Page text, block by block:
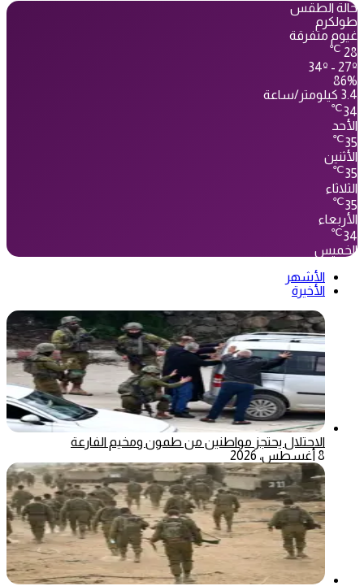
حالة الطقس
طولكرم
غيوم متفرقة
28
℃
34º - 27º
86%
3.4 كيلومتر/ساعة
34
℃
الأحد
35
℃
الأثنين
35
℃
الثلاثاء
35
℃
الأربعاء
34
℃
الخميس
الأشهر
الأخيرة
الاحتلال يحتجز مواطنين من طمون ومخيم الفارعة
8 أغسطس، 2026